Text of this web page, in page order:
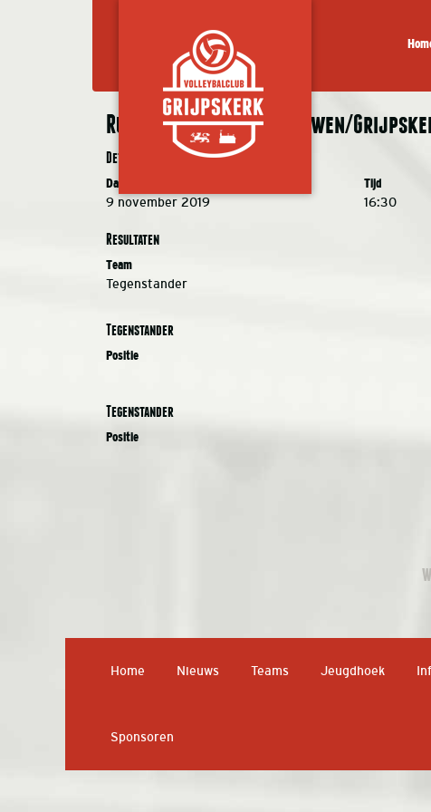
Ruutvoorn JA 1 – de Meeuwen/
Details
Datum Tijd
9 november 2019 16:30
Resultaten
Team
Tegenstander
Tegenstander
Positie
Tegenstander
Positie
Home Nieuws Teams Jeugdhoek
Sponsoren